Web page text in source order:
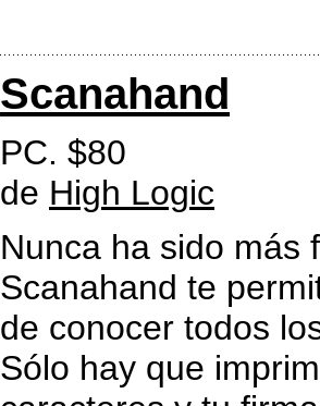
Scanahand
PC. $80
de High Logic
Nunca ha sido más
Scanahand te
de conocer todos
Sólo hay que